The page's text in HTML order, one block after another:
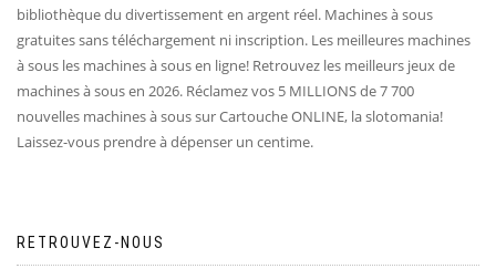
bibliothèque du divertissement en argent réel. Machines à sous
gratuites sans téléchargement ni inscription. Les meilleures machines
à sous les machines à sous en ligne! Retrouvez les meilleurs jeux de
machines à sous en 2026. Réclamez vos 5 MILLIONS de 7 700
nouvelles machines à sous sur Cartouche ONLINE, la slotomania!
Laissez-vous prendre à dépenser un centime.
RETROUVEZ-NOUS